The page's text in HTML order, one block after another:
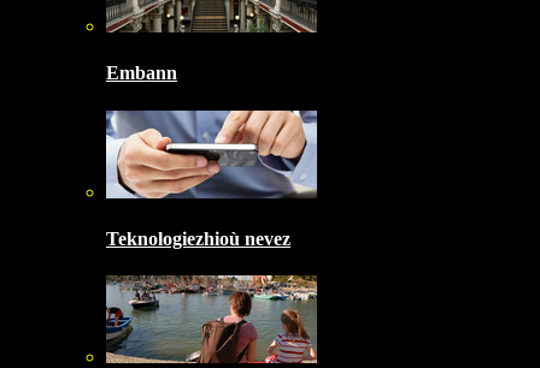
Embann
Teknologiezhioù nevez